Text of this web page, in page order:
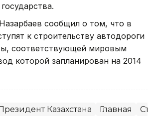
сообщил о том, что в
к строительству автодороги
соответствующей мировым
которой запланирован на 2014
Казахстана Главная